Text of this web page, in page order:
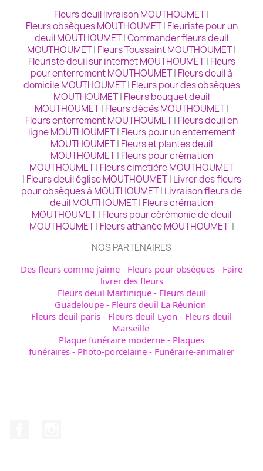
Fleurs deuil livraison MOUTHOUMET|
Fleurs obsèques MOUTHOUMET| Fleuriste pour un
deuil MOUTHOUMET|Commander fleurs deuil
MOUTHOUMET| Fleurs Toussaint MOUTHOUMET|
Fleuriste deuil sur internet MOUTHOUMET| Fleurs
pour enterrement MOUTHOUMET| Fleurs deuil à
domicile MOUTHOUMET| Fleurs pour des obsèques
MOUTHOUMET| Fleurs bouquet deuil
MOUTHOUMET| Fleurs décès MOUTHOUMET|
Fleurs enterrement MOUTHOUMET| Fleurs deuil en
ligne MOUTHOUMET| Fleurs pour un enterrement
MOUTHOUMET| Fleurs et plantes deuil
MOUTHOUMET| Fleurs pour crémation
MOUTHOUMET| Fleurs cimetière MOUTHOUMET
| Fleurs deuil église MOUTHOUMET| Livrer des fleurs
pour obsèques à MOUTHOUMET| Livraison fleurs de
deuil MOUTHOUMET| Fleurs crémation
MOUTHOUMET| Fleurs pour cérémonie de deuil
MOUTHOUMET| Fleurs athanée MOUTHOUMET |
NOS PARTENAIRES
Des fleurs comme j'aime - Fleurs pour obsèques - Faire
livrer des fleurs
Fleurs deuil Martinique- Fleurs deuil
Guadeloupe - Fleurs deuil La Réunion
Fleurs deuil paris - Fleurs deuil Lyon - Fleurs deuil
Marseille
Plaque funéraire moderne - Plaques
funéraires - Photo-porcelaine - Funéraire-animalier